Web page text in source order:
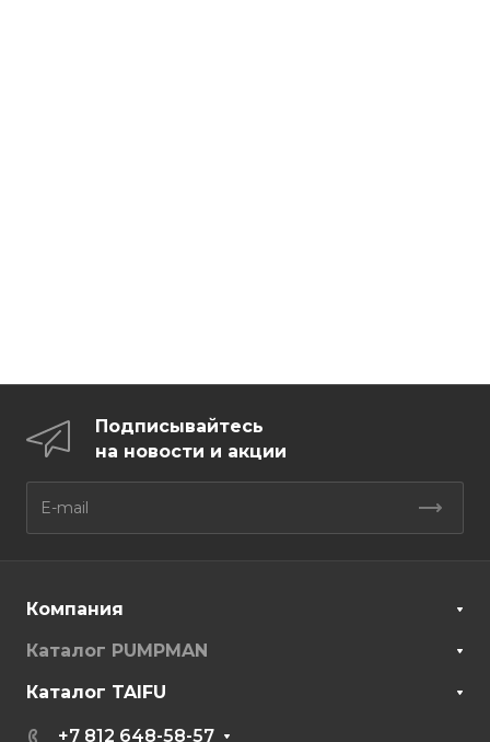
Подписывайтесь
на новости и акции
Компания
Каталог PUMPMAN
Каталог TAIFU
+7 812 648-58-57